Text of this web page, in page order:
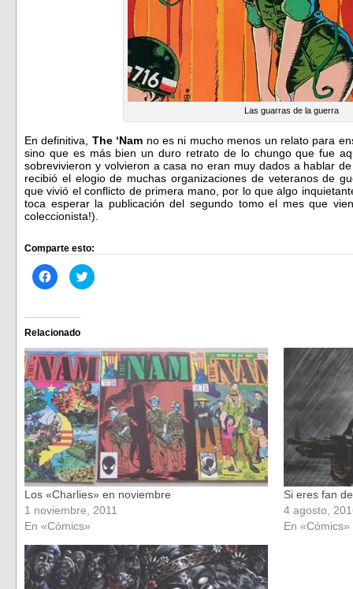
Las guarras de la guerra
En definitiva, The ‘Nam no es ni mucho menos un relato para
sino que es más bien un duro retrato de lo chungo que fue
sobrevivieron y volvieron a casa no eran muy dados a hablar
recibió el elogio de muchas organizaciones de veteranos de
que vivió el conflicto de primera mano, por lo que algo
toca esperar la publicación del segundo tomo el mes que
coleccionista!).
Comparte esto:
Haz
clic
Facebook
(Se
abre
en
una
ventana
nueva)
Haz
clic
en
una
ventana
nueva)
Relacionado
Los «Charlies» en noviembre
1 noviembre, 2011
En «Cómics»
Si eres fan
4 agosto,
En «Cómics»